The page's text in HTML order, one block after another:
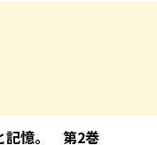
記憶。 第2巻